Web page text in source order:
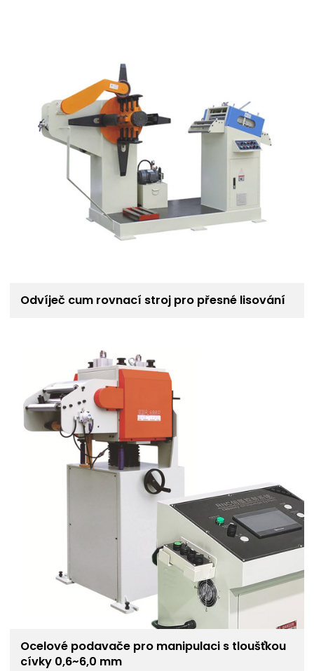
Odvíječ cum rovnací stroj pro přesné lisování
Ocelové podavače pro manipulaci s tloušťkou
cívky 0,6~6,0 mm